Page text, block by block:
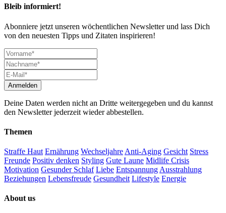
Bleib informiert!
Abonniere jetzt unseren wöchentlichen Newsletter und lass Dich
von den neuesten Tipps und Zitaten inspirieren!
Deine Daten werden nicht an Dritte weitergegeben und du kannst
den Newsletter jederzeit wieder abbestellen.
Themen
Straffe Haut Ernährung Wechseljahre Anti-Aging Gesicht Stress
Freunde Positiv denken Styling Gute Laune Midlife Crisis
Motivation Gesunder Schlaf Liebe Entspannung Ausstrahlung
Beziehungen Lebensfreude Gesundheit Lifestyle Energie
About us